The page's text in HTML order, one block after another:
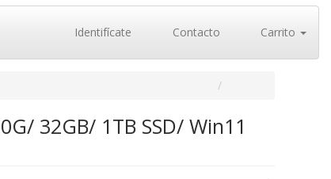
Identifícate Contacto Carrito
32GB/ 1TB SSD/ Win11